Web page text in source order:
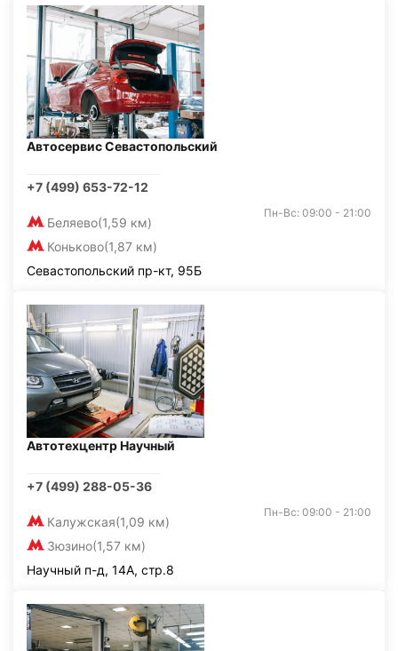
Автосервис Севастопольский
+7 (499) 653-72-12
Беляево(1,59 км)
Коньково(1,87 км)
Пн-Вс: 09:00 - 21:00
Севастопольский пр-кт, 95Б
Автотехцентр Научный
+7 (499) 288-05-36
Калужская(1,09 км)
Зюзино(1,57 км)
Пн-Вс: 09:00 - 21:00
Научный п-д, 14А, стр.8